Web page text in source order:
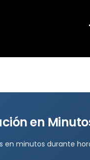
en
en minutos durante